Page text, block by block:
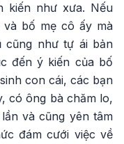
kiến như xưa. Nếu
bố mẹ cô ấy mà
cũng như tự ái bản
đến ý kiến của bố
con cái, các bạn
có ông bà chăm lo,
và cũng yên tâm
đám cưới việc về